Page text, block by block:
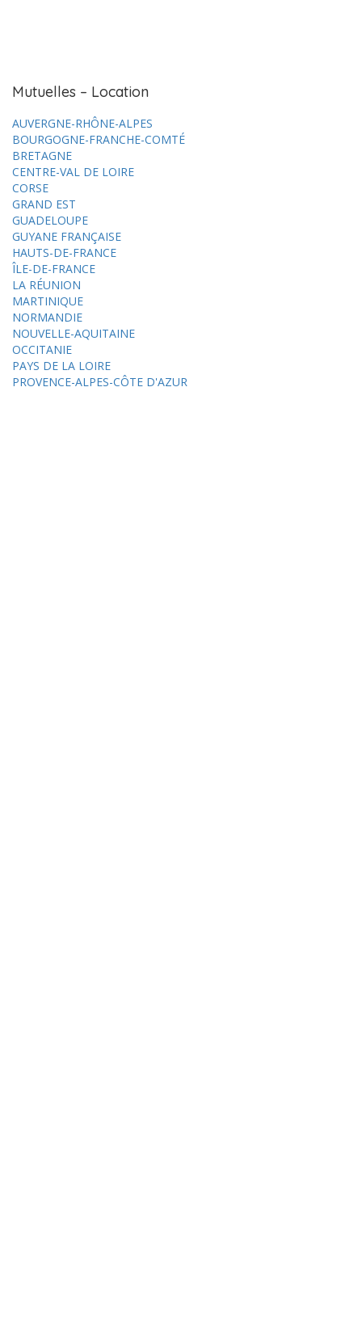
Mutuelles – Location
AUVERGNE-RHÔNE-ALPES
BOURGOGNE-FRANCHE-COMTÉ
BRETAGNE
CENTRE-VAL DE LOIRE
CORSE
GRAND EST
GUADELOUPE
GUYANE FRANÇAISE
HAUTS-DE-FRANCE
ÎLE-DE-FRANCE
LA RÉUNION
MARTINIQUE
NORMANDIE
NOUVELLE-AQUITAINE
OCCITANIE
PAYS DE LA LOIRE
PROVENCE-ALPES-CÔTE D'AZUR